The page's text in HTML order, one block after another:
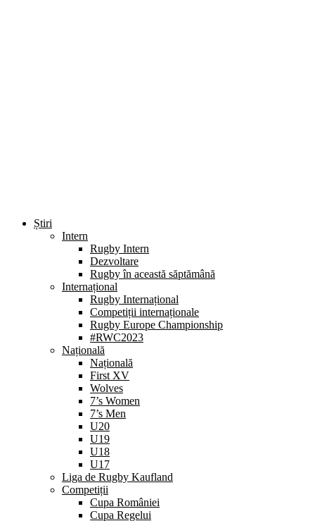
Știri
Intern
Rugby Intern
Dezvoltare
Rugby în această săptămână
Internațional
Rugby Internațional
Competiții internaționale
Rugby Europe Championship
#RWC2023
Națională
Națională
First XV
Wolves
7’s Women
7’s Men
U20
U19
U18
U17
Liga de Rugby Kaufland
Competiții
Cupa României
Cupa Regelui